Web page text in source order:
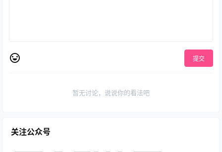
提交
暂无讨论，说说你的看法吧
关注公众号